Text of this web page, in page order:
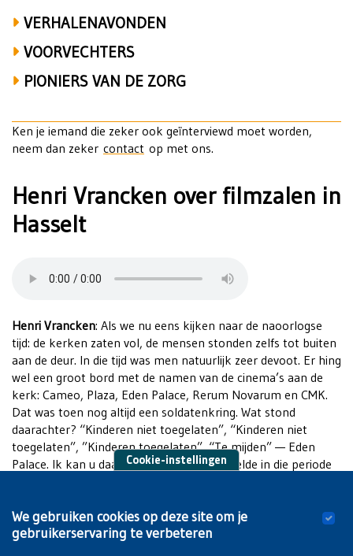
VERHALENAVONDEN
VOORVECHTERS
PIONIERS VAN DE ZORG
Ken je iemand die zeker ook geïnterviewd moet worden,
neem dan zeker contact op met ons.
Henri Vrancken over filmzalen in
Hasselt
Henri Vrancken: Als we nu eens kijken naar de naoorlogse
tijd: de kerken zaten vol, de mensen stonden zelfs tot buiten
aan de deur. In die tijd was men natuurlijk zeer devoot. Er hing
wel een groot bord met de namen van de cinema’s aan de
kerk: Cameo, Plaza, Eden Palace, Rerum Novarum en CMK.
Dat was toen nog altijd een soldatenkring. Wat stond
daarachter? “Kinderen niet toegelaten”, “Kinderen niet
toegelaten”, ”Kinderen toegelaten”, “Te mijden” — Eden
Palace. Ik kan u daarover vertellen. Er speelde in die periode
te zien was en een meisje met een dikke buik. Amai, wat was
dat voor een schandaal!? Maar elke zaal zat vol. Devote
Cookie-instellingen
We gebruiken cookies op deze site om je
gebruikerservaring te verbeteren